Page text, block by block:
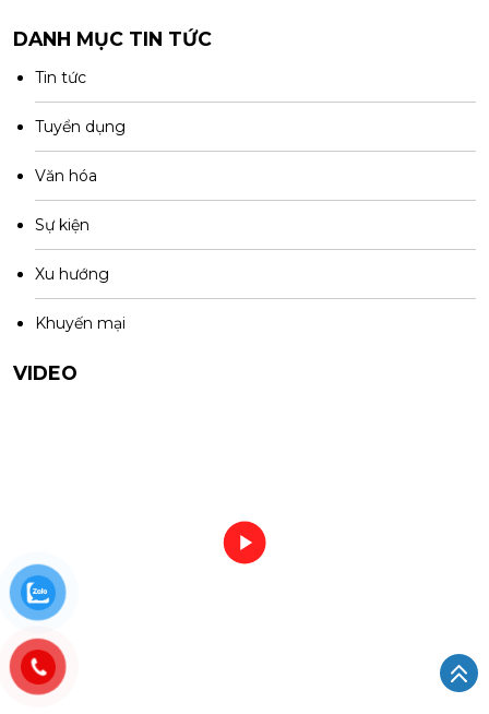
DANH MỤC TIN TỨC
Tin tức
Tuyển dụng
Văn hóa
Sự kiện
Xu hướng
Khuyến mại
VIDEO